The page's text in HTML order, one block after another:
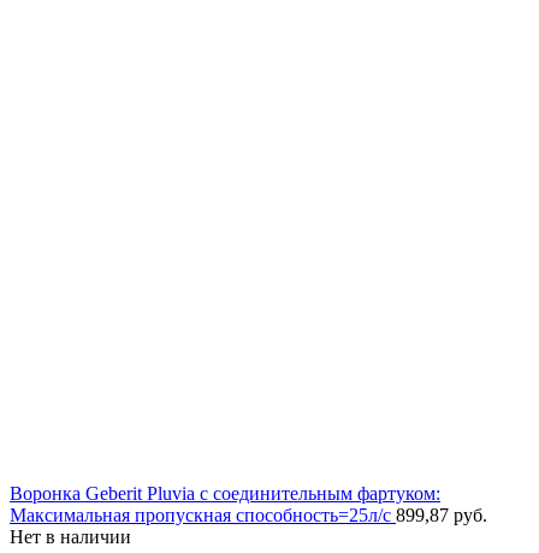
Воронка Geberit Pluvia с соединительным фартуком:
Максимальная пропускная способность=25л/с 899,87 руб.
Нет в наличии